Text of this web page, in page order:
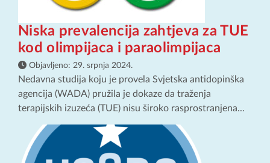
Niska prevalencija zahtjeva za TUE
kod olimpijaca i paraolimpijaca
Objavljeno: 29. srpnja 2024.
Nedavna studija koju je provela Svjetska antidopinška
agencija (WADA) pružila je dokaze da traženja
terapijskih izuzeća (TUE) nisu široko rasprostranjena...